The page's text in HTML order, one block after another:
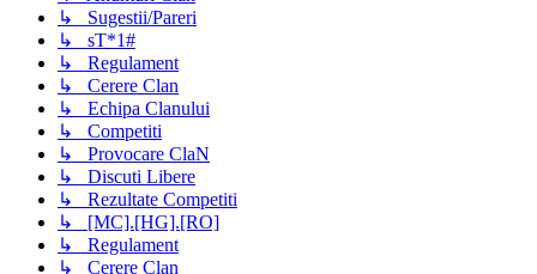
↳ Sugestii/Pareri
↳ sT*1#
↳ Regulament
↳ Cerere Clan
↳ Echipa Clanului
↳ Competiti
↳ Provocare ClaN
↳ Discuti Libere
↳ Rezultate Competiti
↳ [MC].[HG].[RO]
↳ Regulament
↳ Cerere Clan